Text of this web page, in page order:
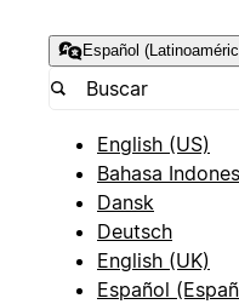
Español
English (US)
Bahasa
Dansk
Deutsch
English (UK)
Español